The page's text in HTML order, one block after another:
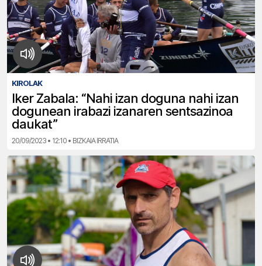
KIROLAK
Iker Zabala: “Nahi izan doguna nahi izan
dogunean irabazi izanaren sentsazinoa
daukat”
20/09/2023 • 12:10 • BIZKAIA IRRATIA